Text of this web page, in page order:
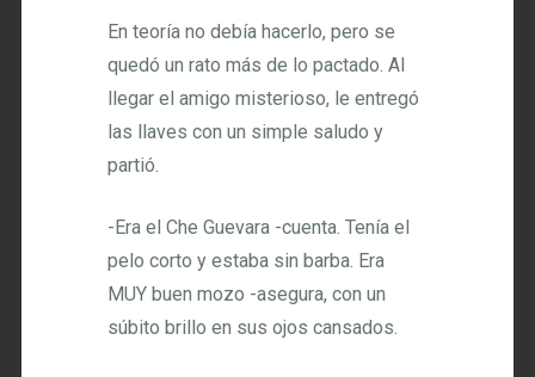
En teoría no debía hacerlo, pero se
quedó un rato más de lo pactado. Al
llegar el amigo misterioso, le entregó
las llaves con un simple saludo y
partió.
-Era el Che Guevara -cuenta. Tenía el
pelo corto y estaba sin barba. Era
MUY buen mozo -asegura, con un
súbito brillo en sus ojos cansados.